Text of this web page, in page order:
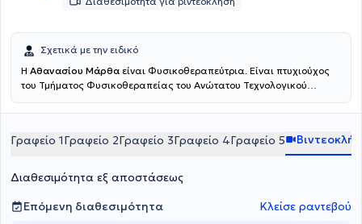
Σχετικά με την ειδικό
Η Αθανασίου Μάρθα είναι Φυσικοθεραπεύτρια. Είναι πτυχιούχος
του Τμήματος Φυσικοθεραπείας του Ανώτατου Τεχνολογικού
πρακτική της άσκηση στο Γενικό Νοσοκομείο Αττικής ΚΑΤ. Είναι
Instructor (AF Studies - PMA), στο Clinical Pilates (ΚΕΔΙΒΙΜ
Epimorfosis - ΕΟΠΠΕΠ) και ως Personal Trainer (HNFC - NASM).
Επιπλέον, είναι κάτοχος διπλώματος στον Βιοϊατρικό Βελονισμό
από το Πανεπιστήμιο Δυτικής Αττικής και έχει εκπαιδευτεί στο
Manual Therapy από σχολή πιστοποιημένη από τη Διεθνή
Ομοσπονδία Μυοσκελετικής Φυσικοθεραπείας (IFOMPT),
Γραφείο 1Γραφείο 2Γραφείο 3Γραφείο 4Γραφείο 5
Διαθεσιμότητα εξ αποστάσεως
Επόμενη διαθεσιμότητα
Κλείσε ραντεβού